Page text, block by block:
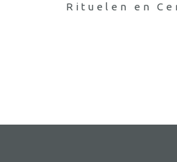
Rituelen en